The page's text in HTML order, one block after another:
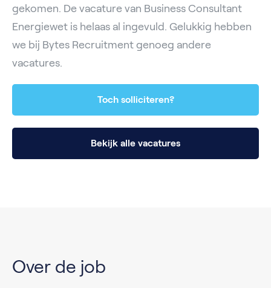
gekomen. De vacature van Business Consultant
Energiewet is helaas al ingevuld. Gelukkig hebben
we bij Bytes Recruitment genoeg andere
vacatures.
Toch solliciteren?
Bekijk alle vacatures
Over de job